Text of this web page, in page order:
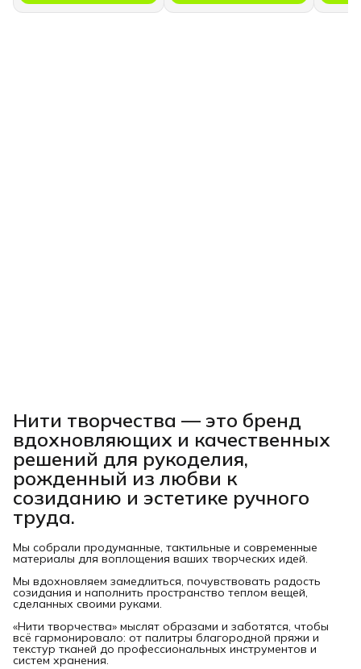
Нити творчества — это бренд
вдохновляющих и качественных
решений для рукоделия,
рожденный из любви к
созиданию и эстетике ручного
труда.
Мы собрали продуманные, тактильные и современные
материалы для воплощения ваших творческих идей.
Мы вдохновляем замедлиться, почувствовать радость
созидания и наполнить пространство теплом вещей,
сделанных своими руками.
«Нити творчества» мыслят образами и заботятся, чтобы
всё гармонировало: от палитры благородной пряжи и
текстур тканей до профессиональных инструментов и
систем хранения.